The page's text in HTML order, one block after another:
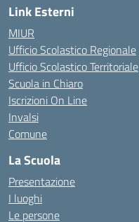
Link Esterni
MIUR
Ufficio Scolastico Regionale
Ufficio Scolastico Territoriale
Scuola in Chiaro
Iscrizioni On Line
Invalsi
Comune
La Scuola
Presentazione
I luoghi
Le persone